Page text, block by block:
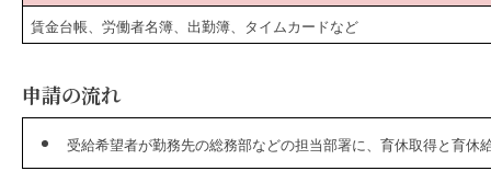
賃金台帳、労働者名簿、出勤簿、タイムカードなど
申請の流れ
受給希望者が勤務先の総務部などの担当部署に、育休取得と育休